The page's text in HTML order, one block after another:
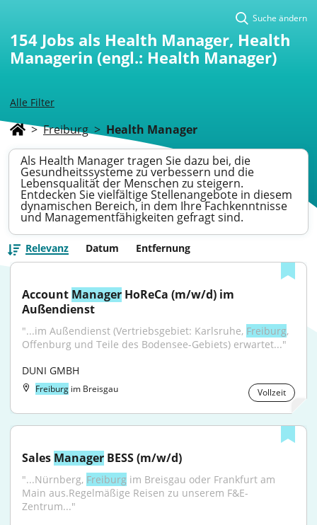
Alle Filter
Suche ändern
154 Jobs als Health Manager, Health
Managerin (engl.: Health Manager)
> Freiburg > Health Manager
Als Health Manager tragen Sie dazu bei, die
Gesundheitssysteme zu verbessern und die
Lebensqualität der Menschen zu steigern.
Entdecken Sie vielfältige Stellenangebote in diesem
dynamischen Bereich, in dem Ihre Fachkenntnisse
und Managementfähigkeiten gefragt sind.
Relevanz Datum Entfernung
Account Manager HoReCa (m/w/d) im
Außendienst
"...im Außendienst (Vertriebsgebiet: Karlsruhe, Freiburg,
Offenburg und Teile des Bodensee-Gebiets) erwartet..."
DUNI GMBH
Freiburg im Breisgau Vollzeit
Sales Manager BESS (m/w/d)
"...Nürnberg, Freiburg im Breisgau oder Frankfurt am
Main aus.Regelmäßige Reisen zu unserem F&E-
Zentrum..."